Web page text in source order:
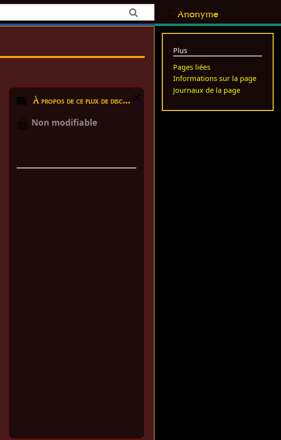
Anonyme
À propos de ce flux de discussion
Non modifiable
Plus
Pages liées
Informations sur la page
Journaux de la page